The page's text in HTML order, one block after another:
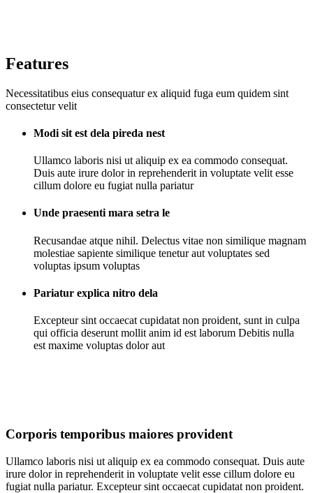
Features
Necessitatibus eius consequatur ex aliquid fuga eum quidem sint
consectetur velit
Modi sit est dela pireda nest
Ullamco laboris nisi ut aliquip ex ea commodo consequat.
Duis aute irure dolor in reprehenderit in voluptate velit esse
cillum dolore eu fugiat nulla pariatur
Unde praesenti mara setra le
Recusandae atque nihil. Delectus vitae non similique magnam
molestiae sapiente similique tenetur aut voluptates sed
voluptas ipsum voluptas
Pariatur explica nitro dela
Excepteur sint occaecat cupidatat non proident, sunt in culpa
qui officia deserunt mollit anim id est laborum Debitis nulla
est maxime voluptas dolor aut
Corporis temporibus maiores provident
Ullamco laboris nisi ut aliquip ex ea commodo consequat. Duis aute
irure dolor in reprehenderit in voluptate velit esse cillum dolore eu
fugiat nulla pariatur. Excepteur sint occaecat cupidatat non proident.